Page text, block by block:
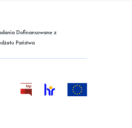
Dofinansowane z
Państwa